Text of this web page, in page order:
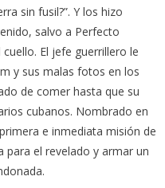
sin fusil?”. Y los hizo
salvo a Perfecto
El jefe guerrillero le
y sus malas fotos en los
de comer hasta que su
cubanos. Nombrado en
e inmediata misión de
para el revelado y armar un